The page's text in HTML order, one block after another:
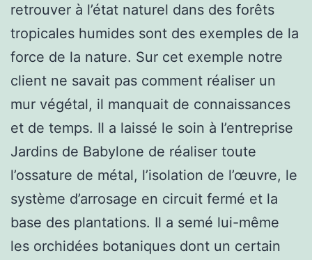
retrouver à l’état naturel dans des forêts
tropicales humides sont des exemples de la
force de la nature. Sur cet exemple notre
client ne savait pas comment réaliser un
mur végétal, il manquait de connaissances
et de temps. Il a laissé le soin à l’entreprise
Jardins de Babylone de réaliser toute
l’ossature de métal, l’isolation de l’œuvre, le
système d’arrosage en circuit fermé et la
base des plantations. Il a semé lui-même
les orchidées botaniques dont un certain